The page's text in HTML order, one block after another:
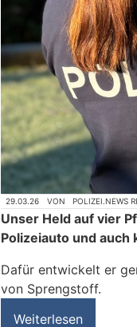
29.03.26 VON POLIZEI.NEWS
Unser Held auf vier
Polizeiauto und auch
Dafür entwickelt er
von Sprengstoff.
Weiterlesen